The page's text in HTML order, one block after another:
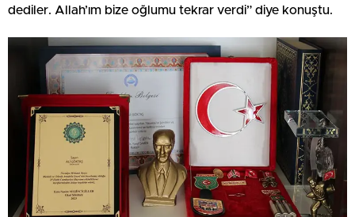
dediler. Allah’ım bize oğlumu tekrar verdi” diye konuştu.